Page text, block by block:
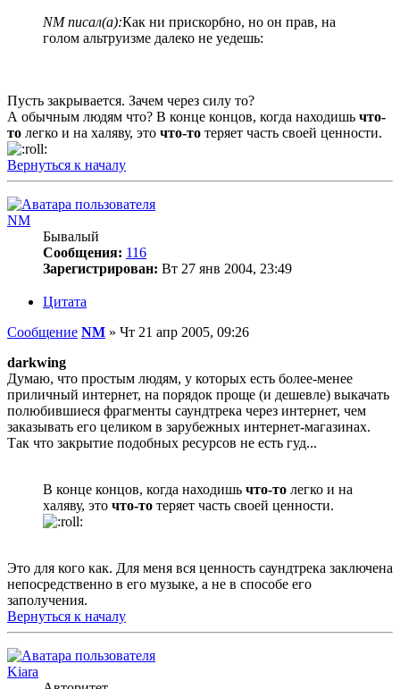
NM писал(а):Как ни прискорбно, но он прав, на
голом альтруизме далеко не уедешь:
Пусть закрывается. Зачем через силу то?
А обычным людям что? В конце концов, когда находишь что-
то легко и на халяву, это что-то теряет часть своей ценности.
Вернуться к началу
NM
Бывалый
Сообщения: 116
Зарегистрирован: Вт 27 янв 2004, 23:49
Цитата
Сообщение NM » Чт 21 апр 2005, 09:26
darkwing
Думаю, что простым людям, у которых есть более-менее
приличный интернет, на порядок проще (и дешевле) выкачать
полюбившиеся фрагменты саундтрека через интернет, чем
заказывать его целиком в зарубежных интернет-магазинах.
Так что закрытие подобных ресурсов не есть гуд...
В конце концов, когда находишь что-то легко и на
халяву, это что-то теряет часть своей ценности.
Это для кого как. Для меня вся ценность саундтрека заключена
непосредственно в его музыке, а не в способе его
заполучения.
Вернуться к началу
Kiara